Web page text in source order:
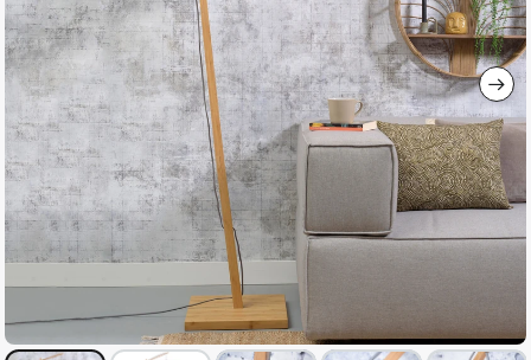
de
imágenes